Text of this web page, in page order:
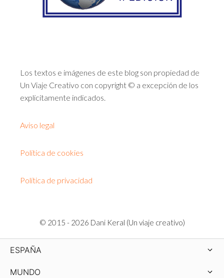
Los textos e imágenes de este blog son propiedad de
Un Viaje Creativo con copyright © a excepción de los
explícitamente indicados.
Aviso legal
Política de cookies
Política de privacidad
© 2015 - 2026 Dani Keral (Un viaje creativo)
ESPAÑA
MUNDO